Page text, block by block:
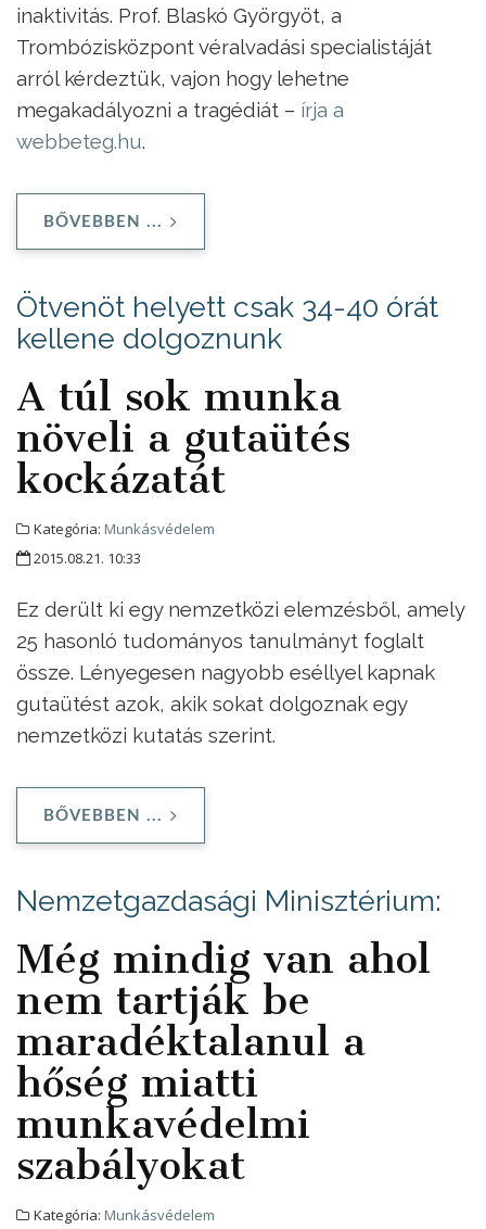
inaktivitás. Prof. Blaskó Györgyöt, a
Trombózisközpont véralvadási specialistáját
arról kérdeztük, vajon hogy lehetne
megakadályozni a tragédiát – írja a
webbeteg.hu.
BŐVEBBEN ...
Ötvenöt helyett csak 34-40 órát
kellene dolgoznunk
A túl sok munka
növeli a gutaütés
kockázatát
Kategória: Munkásvédelem
2015.08.21. 10:33
Ez derült ki egy nemzetközi elemzésből, amely
25 hasonló tudományos tanulmányt foglalt
össze. Lényegesen nagyobb eséllyel kapnak
gutaütést azok, akik sokat dolgoznak egy
nemzetközi kutatás szerint.
BŐVEBBEN ...
Nemzetgazdasági Minisztérium:
Még mindig van ahol
nem tartják be
maradéktalanul a
hőség miatti
munkavédelmi
szabályokat
Kategória: Munkásvédelem